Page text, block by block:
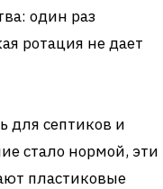
один раз
ротация не дает
для септиков и
стало нормой, эти
пластиковые